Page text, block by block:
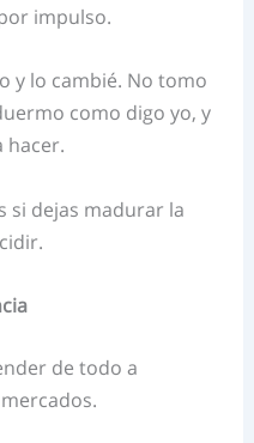
impulso.
y lo cambié. No tomo
como digo yo, y
hacer.
si dejas madurar la
de todo a